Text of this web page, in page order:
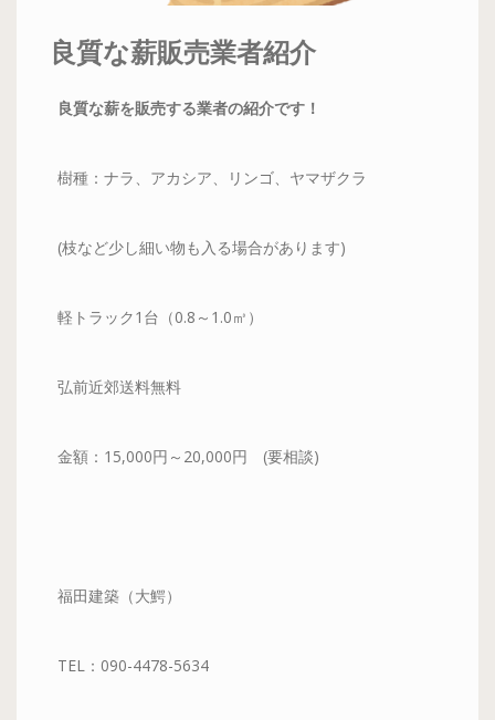
良質な薪販売業者紹介
良質な薪を販売する業者の紹介です！
樹種：ナラ、アカシア、リンゴ、ヤマザクラ
(枝など少し細い物も入る場合があります)
軽トラック1台（0.8～1.0㎥）
弘前近郊送料無料
金額：15,000円～20,000円 (要相談)
福田建築（大鰐）
TEL：090-4478-5634